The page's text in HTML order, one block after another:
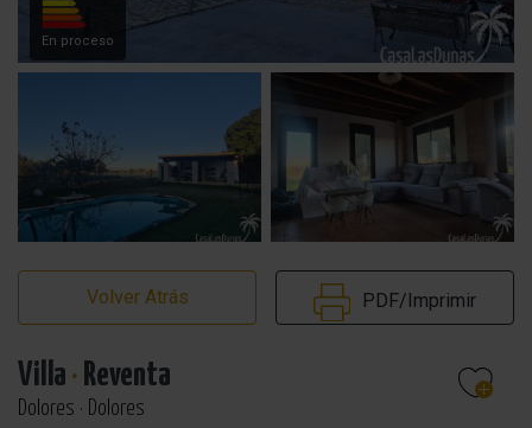
En proceso
Volver Atrás PDF/Imprimir
Villa · Reventa
Dolores · Dolores